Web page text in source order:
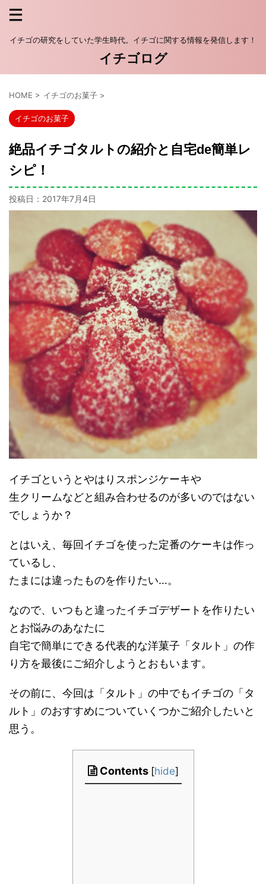
イチゴの研究をしていた学生時代。イチゴに関する情報を発信します！
イチゴログ
HOME > イチゴのお菓子 >
イチゴのお菓子
絶品イチゴタルトの紹介と自宅de簡単レ
シピ！
投稿日： 2017年7月4日
イチゴというとやはりスポンジケーキや
生クリームなどと組み合わせるのが多いのではない
でしょうか？
とはいえ、毎回イチゴを使った定番のケーキは作っ
ているし、
たまには違ったものを作りたい…。
なので、いつもと違ったイチゴデザートを作りたい
とお悩みのあなたに
自宅で簡単にできる代表的な洋菓子「タルト」の作
り方を最後にご紹介しようとおもいます。
その前に、今回は「タルト」の中でもイチゴの「タ
ルト」のおすすめについていくつかご紹介したいと
思う。
Contents [hide]